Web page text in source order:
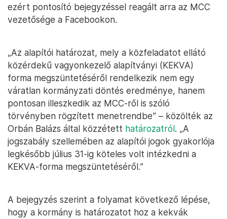
ezért pontosító bejegyzéssel reagált arra az MCC
vezetősége a Facebookon.
„Az alapítói határozat, mely a közfeladatot ellátó
közérdekű vagyonkezelő alapítványi (KEKVA)
forma megszüntetéséről rendelkezik nem egy
váratlan kormányzati döntés eredménye, hanem
pontosan illeszkedik az MCC-ről is szóló
törvényben rögzített menetrendbe” – közölték az
Orbán Balázs által közzétett határozatról. „A
jogszabály szellemében az alapítói jogok gyakorlója
legkésőbb július 31-ig köteles volt intézkedni a
KEKVA-forma megszüntetéséről.”
A bejegyzés szerint a folyamat következő lépése,
hogy a kormány is határozatot hoz a kekvák